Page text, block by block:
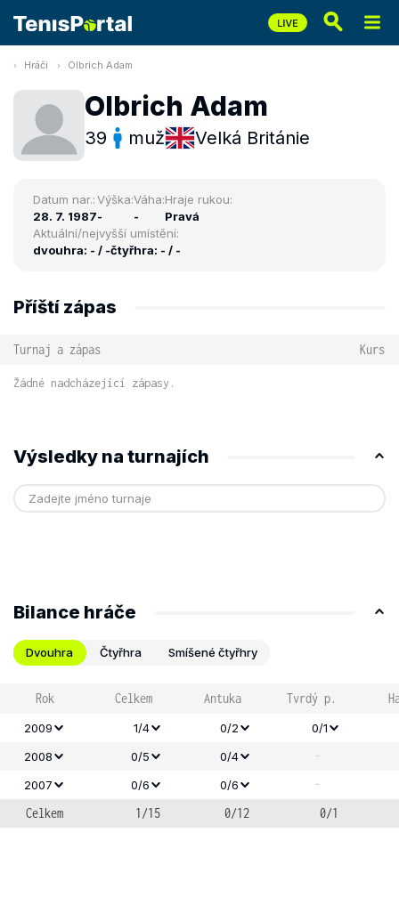
Hráči Olbrich Adam
Olbrich Adam
39 muž Velká Británie
Datum nar.:
28. 7. 1987
Výška:
-
Váha:
-
Hraje rukou:
Pravá
Aktuální/nejvyšší umístění:
dvouhra: - / -čtyřhra: - / -
Příští zápas
Turnaj a zápas Kurs
Žádné nadcházející zápasy.
Výsledky na turnajích
Bilance hráče
Dvouhra Čtyřhra Smíšené čtyřhry
Rok Celkem Antuka Tvrdý p.
2009 1/4 0/2
0/1
2008
0/5 0/4 -
2007 0/6 0/6
-
Celkem
1/15 0/12 0/1